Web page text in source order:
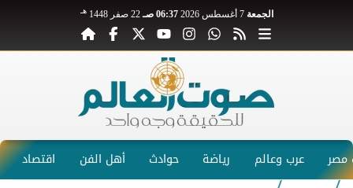
الجمعة 7 أغسطس 2026 06:37 صـ 22 صفر 1448 هـ
عرب وعالم رياضة حوادث أهل الفن اقتصاد